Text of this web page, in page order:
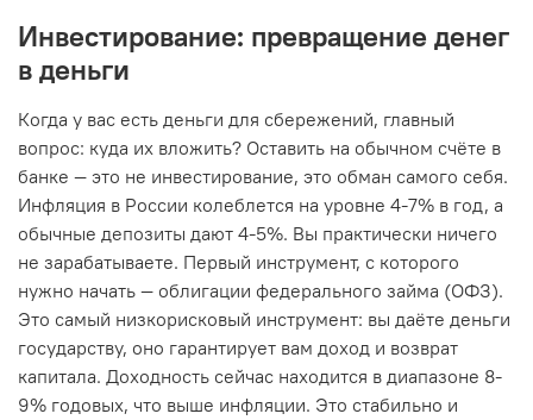
Инвестирование: превращение денег
в деньги
Когда у вас есть деньги для сбережений, главный
вопрос: куда их вложить? Оставить на обычном счёте в
банке — это не инвестирование, это обман самого себя.
Инфляция в России колеблется на уровне 4-7% в год, а
обычные депозиты дают 4-5%. Вы практически ничего
не зарабатываете. Первый инструмент, с которого
нужно начать — облигации федерального займа (ОФЗ).
Это самый низкорисковый инструмент: вы даёте деньги
государству, оно гарантирует вам доход и возврат
капитала. Доходность сейчас находится в диапазоне 8-
9% годовых, что выше инфляции. Это стабильно и